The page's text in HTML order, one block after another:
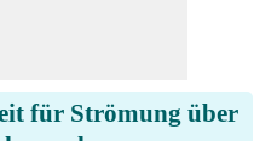
für Strömung über